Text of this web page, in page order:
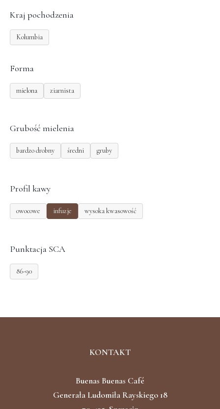
Kraj pochodzenia
Kolumbia
Forma
mielona ziarnista
Grubość mielenia
bardzo drobny średni gruby
Profil kawy
owocowe infuzje wysoka kwasowość
Punktacja SCA
86-90
KONTAKT
Buenas Buenas Café
Generała Ludomiła Rayskiego 18